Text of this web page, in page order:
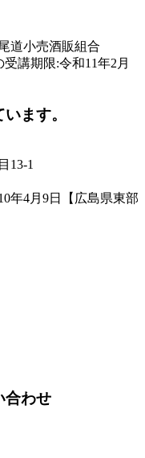
道小売酒販組合
講期限:令和11年2月
ます。
13-1
年4月9日【広島県東部
合わせ